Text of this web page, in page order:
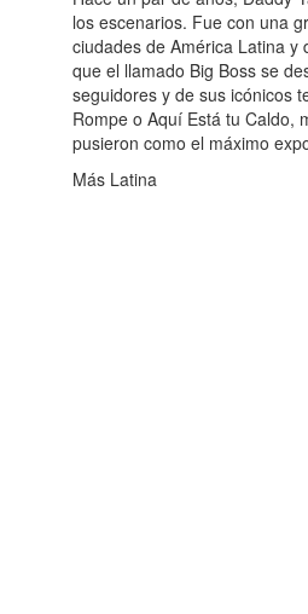
los escenarios. Fue con una
ciudades de América Latina y
que el llamado Big Boss se
seguidores y de sus icónicos
Rompe o Aquí Está tu Caldo,
pusieron como el máximo
Más Latina